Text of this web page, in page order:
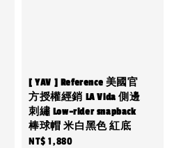
[ YAV ] Reference 美國官
方授權經銷 LA Vida 側邊
刺繡 Low-rider snapback
棒球帽 米白黑色 紅底
Regular
NT$ 1,880